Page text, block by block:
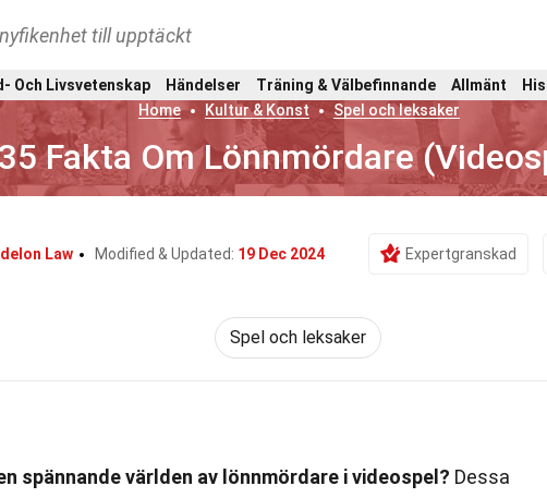
till upptäckt
Och Livsvetenskap Händelser Träning & Välbefinnande Allmänt
Home
Kultur & Konst Spel och leksaker
Fakta Om Lönnmördare
Law Modified & Updated: 19 Dec 2024 Expertgranskad
Spel och leksaker
spännande världen av lönnmördare i videospel? Dessa